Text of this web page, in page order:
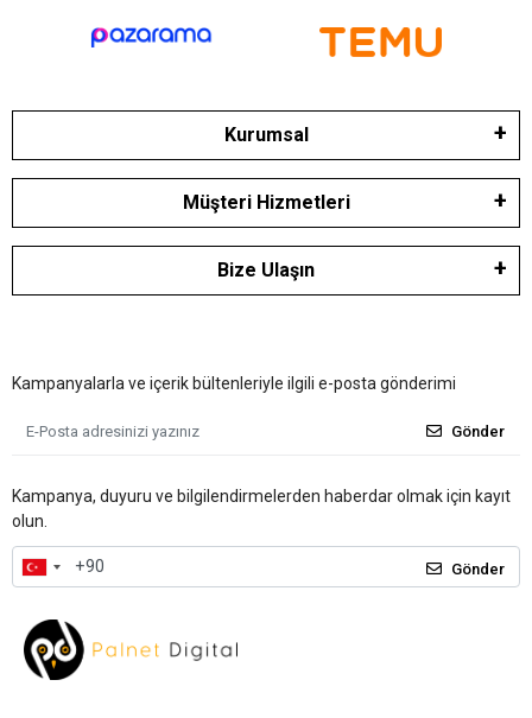
Kurumsal
Müşteri Hizmetleri
Bize Ulaşın
Kampanyalarla ve içerik bültenleriyle ilgili e-posta gönderimi
Gönder
Kampanya, duyuru ve bilgilendirmelerden haberdar olmak için kayıt
olun.
Gönder